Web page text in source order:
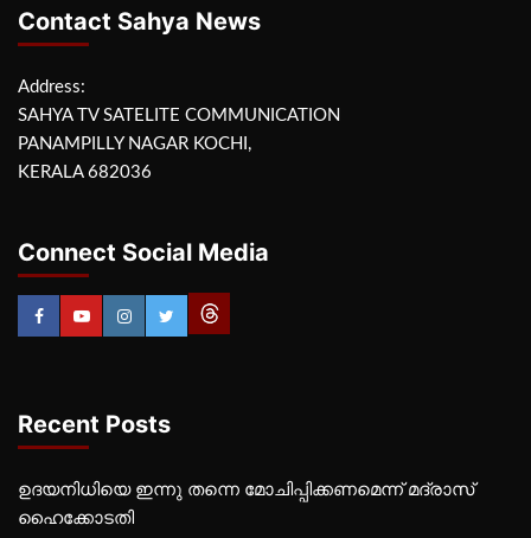
Contact Sahya News
Address:
SAHYA TV SATELITE COMMUNICATION
PANAMPILLY NAGAR KOCHI,
KERALA 682036
Connect Social Media
Recent Posts
ഉദയനിധിയെ ഇന്നു തന്നെ മോചിപ്പിക്കണമെന്ന് മദ്രാസ്
ഹൈക്കോടതി